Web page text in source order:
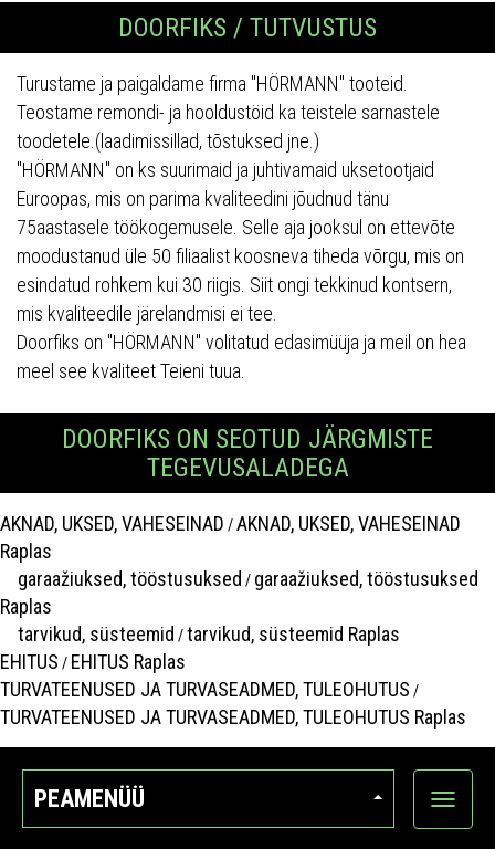
DOORFIKS / TUTVUSTUS
Turustame ja paigaldame firma "HÖRMANN" tooteid.
Teostame remondi- ja hooldustöid ka teistele sarnastele
toodetele.(laadimissillad, tõstuksed jne.)
"HÖRMANN" on ks suurimaid ja juhtivamaid uksetootjaid
Euroopas, mis on parima kvaliteedini jõudnud tänu
75aastasele töökogemusele. Selle aja jooksul on ettevõte
moodustanud üle 50 filiaalist koosneva tiheda võrgu, mis on
esindatud rohkem kui 30 riigis. Siit ongi tekkinud kontsern,
mis kvaliteedile järelandmisi ei tee.
Doorfiks on "HÖRMANN" volitatud edasimüüja ja meil on hea
meel see kvaliteet Teieni tuua.
DOORFIKS ON SEOTUD JÄRGMISTE
TEGEVUSALADEGA
AKNAD, UKSED, VAHESEINAD /AKNAD, UKSED, VAHESEINAD
Raplas
garaažiuksed, tööstusuksed / garaažiuksed, tööstusuksed
Raplas
tarvikud, süsteemid /tarvikud, süsteemid Raplas
EHITUS / EHITUS Raplas
TURVATEENUSED JA TURVASEADMED, TULEOHUTUS /
TURVATEENUSED JA TURVASEADMED, TULEOHUTUS Raplas
PEAMENÜÜ
Ava